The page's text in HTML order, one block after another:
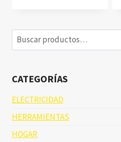
Buscar
por:
CATEGORÍAS
ELECTRICIDAD
HERRAMIENTAS
HOGAR